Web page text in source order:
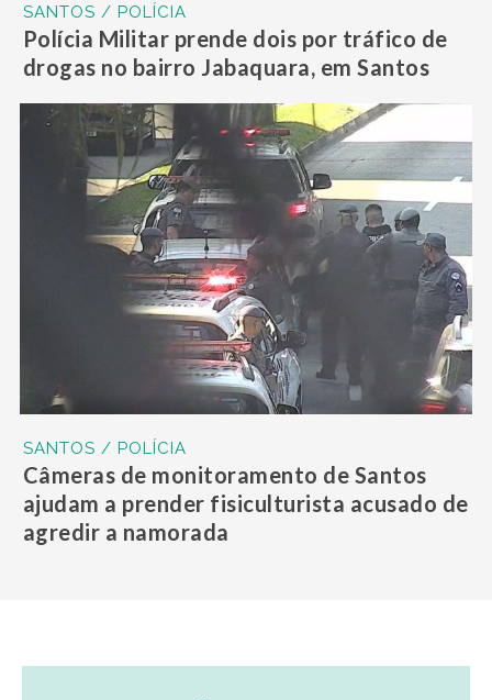
SANTOS / POLÍCIA
Polícia Militar prende dois por tráfico de
drogas no bairro Jabaquara, em Santos
SANTOS / POLÍCIA
Câmeras de monitoramento de Santos
ajudam a prender fisiculturista acusado de
agredir a namorada